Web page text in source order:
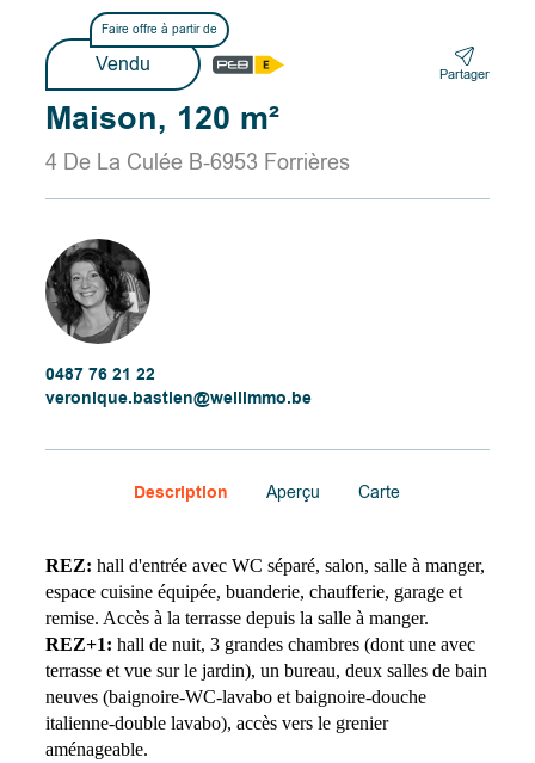
Faire offre à partir de
Vendu Partager
Maison, 120 m²
4 De La Culée B-6953 Forrières
0487 76 21 22
veronique.bastien@wellimmo.be
Description Aperçu Carte
REZ: hall d'entrée avec WC séparé, salon, salle à manger,
espace cuisine équipée, buanderie, chaufferie, garage et
remise. Accès à la terrasse depuis la salle à manger.
REZ+1:hall de nuit, 3 grandes chambres (dont une avec
terrasse et vue sur le jardin), un bureau, deux salles de bain
neuves (baignoire-WC-lavabo et baignoire-douche
italienne-double lavabo), accès vers le grenier
aménageable.